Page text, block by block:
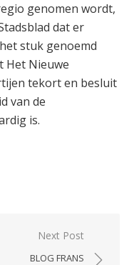
genomen wordt,
dat er
stuk genoemd
Het Nieuwe
tekort en besluit
van de
is.
Next Post
BLOG FRANS